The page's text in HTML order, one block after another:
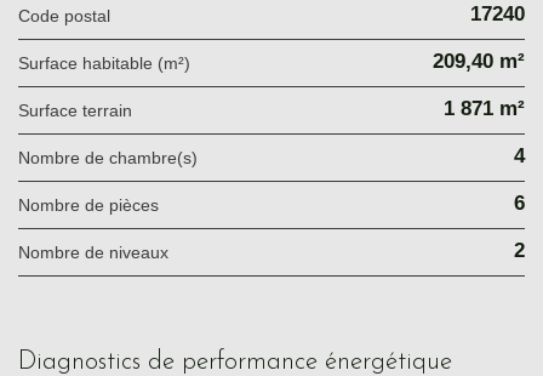
Code postal 17240
Surface habitable (m²) 209,40 m²
surface terrain 1 871 m²
Nombre de chambre(s) 4
Nombre de pièces 6
Nombre de niveaux 2
diagnostics de performance énergétique